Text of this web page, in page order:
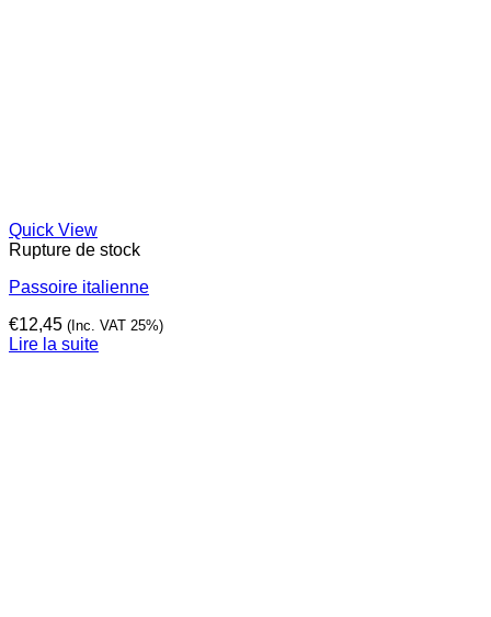
Quick View
Rupture de stock
Passoire italienne
€12,45 (Inc. VAT 25%)
Lire la suite